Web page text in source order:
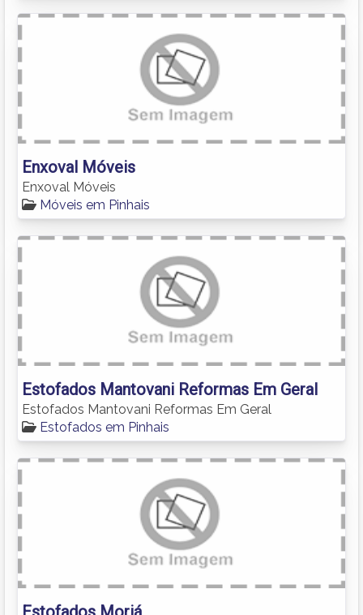
Enxoval Móveis
Enxoval Móveis
Móveis em Pinhais
Estofados Mantovani Reformas Em Geral
Estofados Mantovani Reformas Em Geral
Estofados em Pinhais